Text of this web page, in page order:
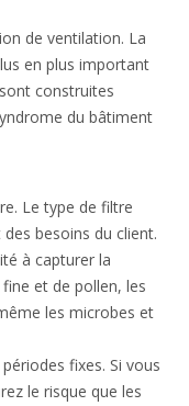
de ventilation. La
en plus important
construites
du bâtiment
Le type de filtre
besoins du client.
à capturer la
et de pollen, les
les microbes et
fixes. Si vous
le risque que les